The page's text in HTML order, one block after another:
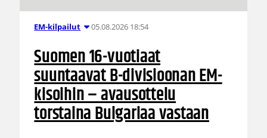
EM-kilpailut 05.08.2026 18:54
Suomen 16-vuotiaat
suuntaavat B-divisioonan EM-
kisoihin – avausottelu
torstaina Bulgariaa vastaan